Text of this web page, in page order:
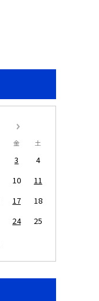
金 土
3
4
10
11
17
18
24
25